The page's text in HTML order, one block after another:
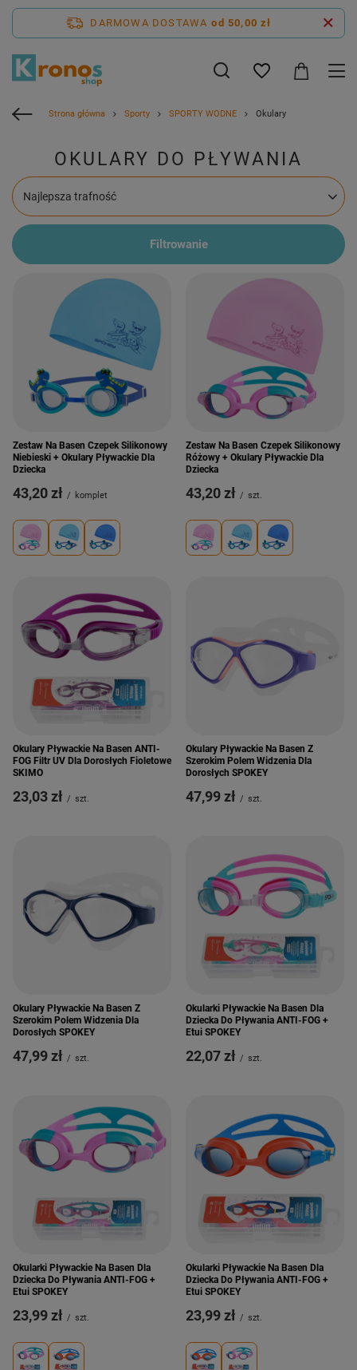
DARMOWA DOSTAWA od 50,00 zł
Strona główna Sporty SPORTY WODNE Okulary
OKULARY DO PŁYWANIA
Zmień sortowanie
Najlepsza trafność
Filtrowanie
Zestaw Na Basen Czepek Silikonowy
Niebieski + Okulary Pływackie Dla
Dziecka
43,20 zł / komplet
Zestaw Na Basen Czepek Silikonowy
Różowy + Okulary Pływackie Dla
Dziecka
43,20 zł / szt.
Okulary Pływackie Na Basen ANTI-
FOG Filtr UV Dla Dorosłych Fioletowe
SKIMO
23,03 zł / szt.
Okulary Pływackie Na Basen Z
Szerokim Polem Widzenia Dla
Dorosłych SPOKEY
47,99 zł / szt.
Okulary Pływackie Na Basen Z
Szerokim Polem Widzenia Dla
Dorosłych SPOKEY
47,99 zł / szt.
Okularki Pływackie Na Basen Dla
Dziecka Do Pływania ANTI-FOG +
Etui SPOKEY
22,07 zł / szt.
Okularki Pływackie Na Basen Dla
Dziecka Do Pływania ANTI-FOG +
Etui SPOKEY
23,99 zł / szt.
Okularki Pływackie Na Basen Dla
Dziecka Do Pływania ANTI-FOG +
Etui SPOKEY
23,99 zł / szt.